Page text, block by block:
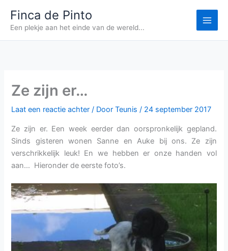
naar
inhoud
Finca de Pinto
Een plekje aan het einde van de wereld...
Ze zijn er…
Laat een reactie achter / DoorTeunis/ 24 september 2017
Ze zijn er. Een week eerder dan oorspronkelijk gepland.
Sinds gisteren wonen Sanne en Auke bij ons. Ze zijn
verschrikkelijk leuk! En we hebben er onze handen vol
aan… Hieronder de eerste foto’s.